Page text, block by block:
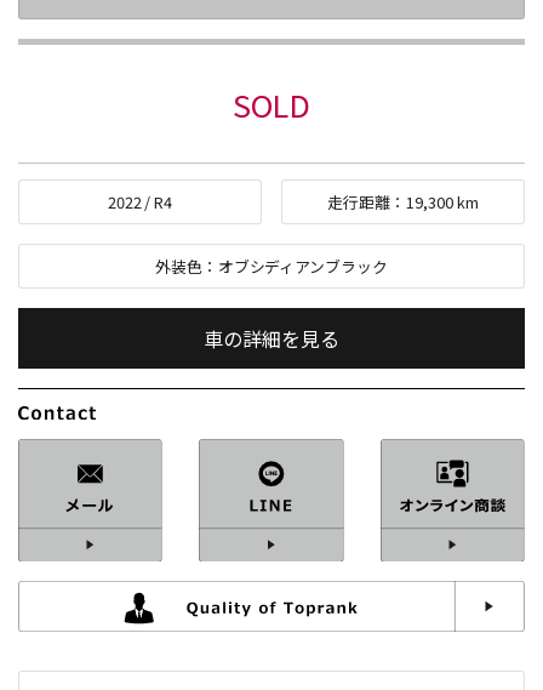
SOLD
2022/R4 走行距離：19,300km
外装色： オブシディアンブラック
車の詳細を見る
車検：2年付
修復歴：
中古車
総排気量：3,000cc